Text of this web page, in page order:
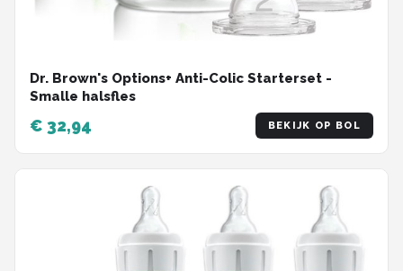
Dr. Brown's Options+ Anti-Colic Starterset -
Smalle halsfles
€ 32,94 BEKIJK OP BOL